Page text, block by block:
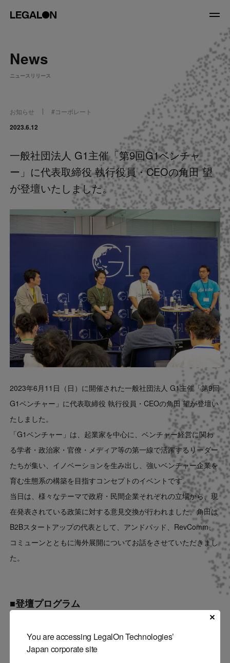
About
役員紹介
Service
News
Recruit
LegalOn Now
US website
You are accessing LegalOn Technologies’
Japan corporate site
News
ニュースリリース
お知らせ #コーポレート
2023.6.12
一般社団法人 G1主催「第9回G1ベンチャ
ー」に代表取締役 執行役員・CEOの角田 望
が登壇いたしました。
2023年6月11日（日）に開催された一般社団法人 G1主催「第9回
G1ベンチャー」に代表取締役 執行役員・CEOの角田 望が登壇い
たしました。
「G1ベンチャー」は、起業家を中心に、ベンチャー経営に関わ
る学者・政治家・官僚・メディア等の第一線で活躍するリーダー
たちが集い、イノベーションを生み出し、強いベンチャー企業を
育む生態系の構築を目指すコンセプトのイベントです。
当日は、様々なテーマで政府・民間企業それぞれの立場から、現
在発表されている政策に対する意見交換が行われました。角田は
B2Bスタートアップの代表として、アンドパッド、RevComm、
コミューンとともに海外展開についてお話をさせていただきまし
た。
■登壇プログラム
の挑戦・SaaS海外事業展開の現在地～」
近年、国内でも、上場を果たしたり、ネクストユニコーンとして